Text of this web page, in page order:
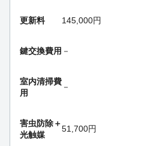
更新料 145,000円
鍵交換費用 －
室内清掃費
用
－
害虫防除＋
光触媒
51,700円